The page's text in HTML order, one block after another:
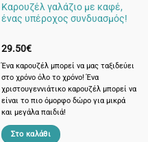
Καρουζέλ γαλάζιο με καφέ,
ένας υπέροχος συνδυασμός!
29.50€
Ένα καρουζέλ μπορεί να μας ταξιδεύει
στο χρόνο όλο το χρόνο! Ένα
χριστουγεννιάτικο καρουζέλ μπορεί να
είναι το πιο όμορφο δώρο για μικρά
και μεγάλα παιδιά!
Στο καλάθι